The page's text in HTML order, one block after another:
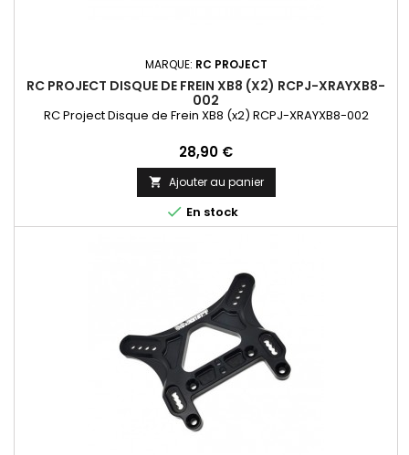
MARQUE: RC PROJECT
RC PROJECT DISQUE DE FREIN XB8 (X2) RCPJ-XRAYXB8-
002
RC Project Disque de Frein XB8 (x2) RCPJ-XRAYXB8-002
Prix
28,90 €
 Ajouter au panier
 En stock